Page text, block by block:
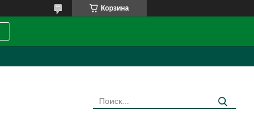
Корзина